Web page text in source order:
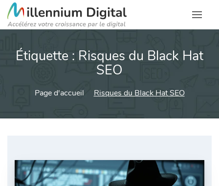
Étiquette : Risques du Black Hat
SEO
Page d'accueil Risques du Black Hat SEO